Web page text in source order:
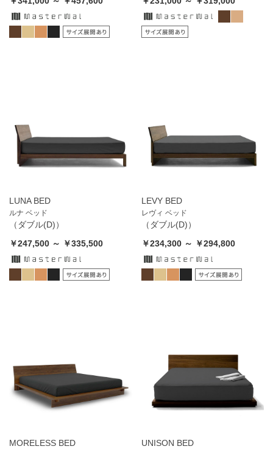
LUNA BED
ルナ ベッド
（ダブル(D)）
￥247,500 ～ ￥335,500
LEVY BED
レヴィ ベッド
（ダブル(D)）
￥234,300 ～ ￥294,800
MORELESS BED UNISON BED